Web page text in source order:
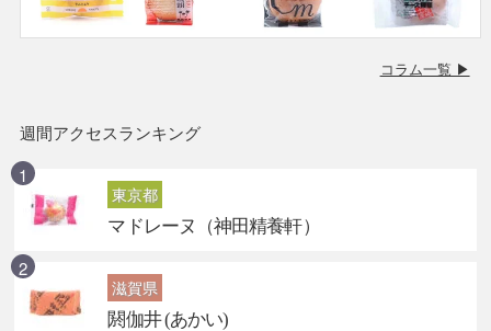
コラム一覧 ▶
週間アクセスランキング
東京都
マドレーヌ（神田精養軒）
滋賀県
閼伽井 (あかい)